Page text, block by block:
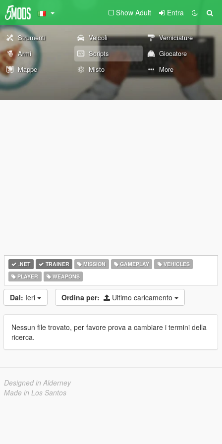
Show Adult Entra
Strumenti Veicoli
Verniciature
Armi
Scripts
Giocatore
Mappe
Misto More
.NET TRAINER MISSION GAMEPLAY
VEHICLES
PLAYER
WEAPONS
Dal: Ieri Ordina per: Ultimo caricamento
Nessun file trovato, per favore prova a cambiare i termini della
ricerca.
Designed in Alderney
Made in Los Santos